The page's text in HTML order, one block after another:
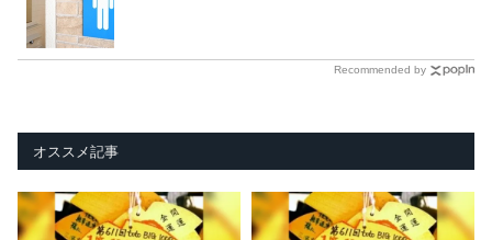
Recommended by
オススメ記事